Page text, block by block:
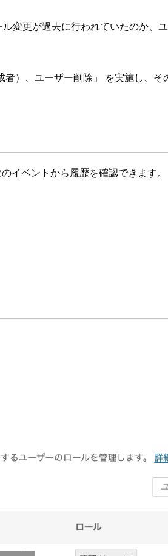
変更が過去に行われていたのか
）、ユーザー削除」 を実施し、そ
イベントから履歴を確認できます。